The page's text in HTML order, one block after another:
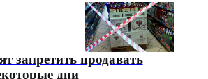
запретить продавать
дни